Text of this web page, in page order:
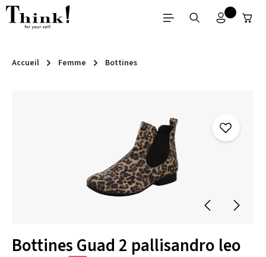
Passer au contenu principal
Accueil Femme Bottines
Bottines Guad 2 pallisandro leo